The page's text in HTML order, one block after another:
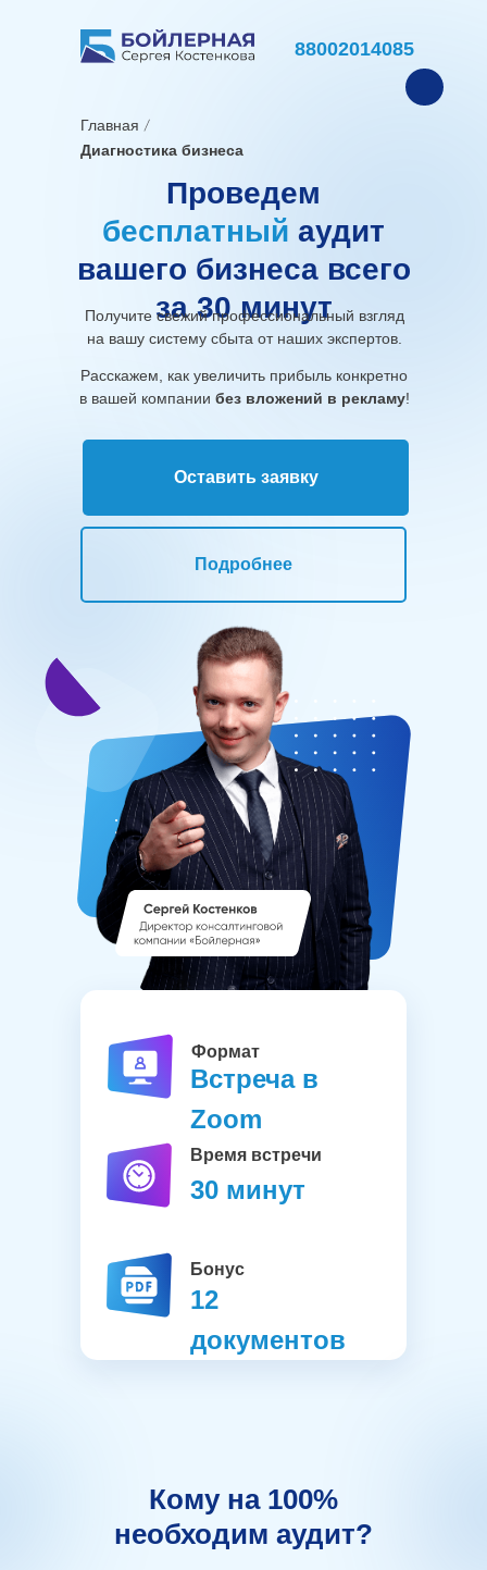
Проведем
бесплатный аудит
вашего бизнеса всего
за 30 минут
Получите свежий профессиональный взгляд
на вашу систему сбыта от наших экспертов.
Оставить заявку
Подробнее
Формат
Главная
Диагностика бизнеса
Расскажем, как увеличить прибыль конкретно
в вашей компании без вложений в рекламу!
Встреча в
Zoom
Время встречи
30 минут
Бонус
12
документов
88002014085
Кому на 100%
необходим аудит?